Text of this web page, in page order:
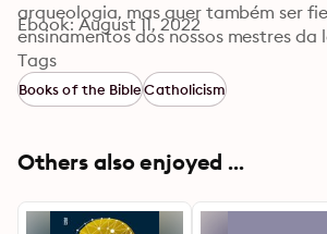
arqueologia, mas quer também ser
ensinamentos dos nossos mestres
Bíblia, e por isso foi feito na
com os trabalhos de leitura
movimentos populares e sociais,
mundos possíveis.
Ebook: August 11, 2022
Tags
Books of the BibleCatholicism
Others also enjoyed ...